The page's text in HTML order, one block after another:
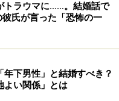
。そのお金があれば子
しいものも食べさせて
れほど稼いでいるわけ
する経済的な負い目を
トラウマに……。結婚話で
氏が言った「恐怖の一
年下男性」と結婚すべき？
よい関係」とは